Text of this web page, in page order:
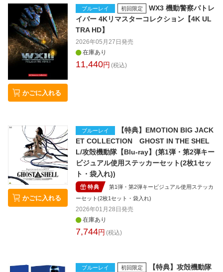
かごに入れる
ブルーレイ 初回限定
WX3 機動警察パトレ
イバー 4Kリマスターコレクション【4K UL
TRA HD】
2026年05月27日 発売
在庫あり
11,440円 (税込)
かごに入れる
ブルーレイ
【特典】EMOTION BIG JACK
ET COLLECTION GHOST IN THE SHEL
L/攻殻機動隊【Blu-ray】(第1弾・第2弾キー
ビジュアル使用ステッカーセット(2枚1セッ
ト・袋入れ))
特典
第1弾・第2弾キービジュアル使用ステッカ
ーセット(2枚1セット・袋入れ)
2026年01月28日 発売
在庫あり
7,744円 (税込)
ブルーレイ 初回限定
【特典】攻殻機動隊